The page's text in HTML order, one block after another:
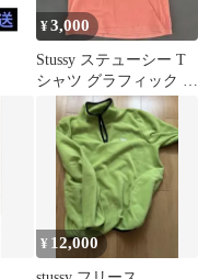
¥3,000
Stussy ステューシー T
シャツ グラフィック 半
袖 ストリート 古着
¥ 12,000